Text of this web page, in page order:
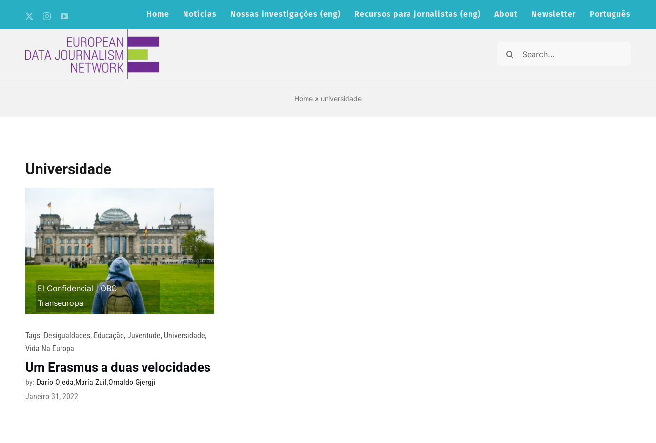
Home Notícias Nossas investigações (eng) Recursos para jornalistas (eng) About Newsletter Português
Search
Home » universidade
Universidade
El Confidencial |OBC
Transeuropa
Tags: Desigualdades, Educação, Juventude, Universidade,
Vida Na Europa
Um Erasmus a duas velocidades
by: Darío Ojeda,María Zuil ,Ornaldo Gjergji
Janeiro 31, 2022